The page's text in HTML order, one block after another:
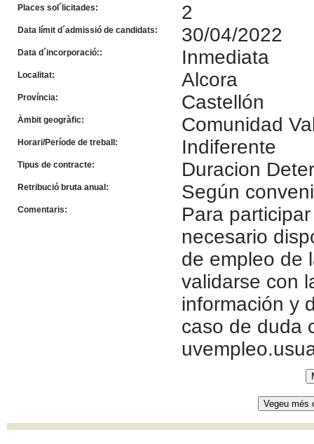
Places sol´licitades: 2
Data límit d´admissió de candidats: 30/04/2022
Data d´incorporació:: Inmediata
Localitat: Alcora
Província: Castellón
Àmbit geogràfic: Comunidad
Horari/Període de treball: Indiferente
Tipus de contracte: Duracion
Retribució bruta anual: Según
Comentaris:
Para
necesario
de empleo de
validarse con
información y
caso de duda